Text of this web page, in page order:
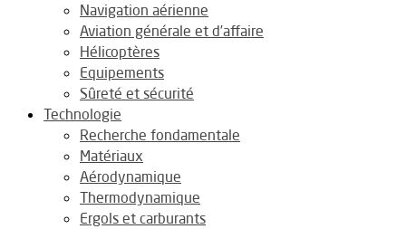
Navigation aérienne
Aviation générale et d’affaire
Hélicoptères
Equipements
Sûreté et sécurité
Technologie
Recherche fondamentale
Matériaux
Aérodynamique
Thermodynamique
Ergols et carburants